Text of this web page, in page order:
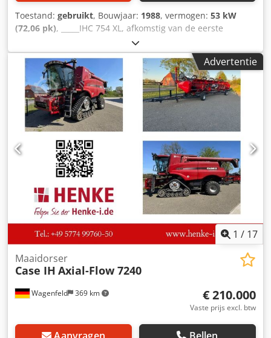
Toestand: gebruikt, Bouwjaar: 1988, vermogen: 53 kW
(72,06 pk), _____IHC 754 XL, afkomstig van de eerste
eigenaar, in uitstekende staat. Crjdpfszdmutox Aktjf
Bedrijfstijden: ca. 8.600 uur. Bouwjaar: 1988. Voorste
hefinrichting. Voorste aftakas. 30 km/u versnellingsbak.
Prijs: € 24.500,00 (exclusief BTW). Locatie: null
Advertentie
1 / 17
Wagenfeld 369 km
Maaidorser
Case IH Axial-Flow 7240
€ 210.000
Vaste prijs excl. btw
Aanvragen Bellen